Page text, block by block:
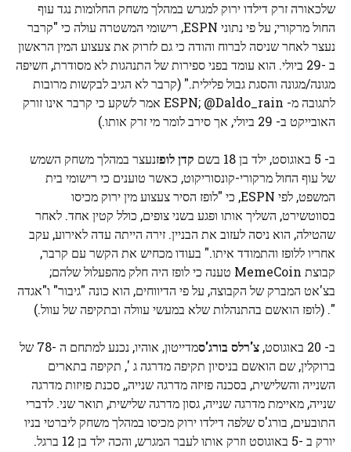
שלכאורה זרק דילדו ירוק למגרש במהלך משחק החלומות נגד עוף
החול מרקורי; על פי נתוני ESPN, רישומי המשטרה עולה כי "קרבר
נעצר לאחר שניסה לברוח והודה כי גם לזרוק את צעצוע המין הראשון
ב -29 ביולי. הוא עומד בפני ספירות של התנהגות לא מסודרת, חשיפה
מגונה/מגונה והסגת גבול פלילית." (קרבר לא הגיב לבקשות מרובות
לתגובה מ- ESPN; @Daldo_rain אמר לשקע כי קרבר אינו זורק
האובייקט ב- 29 ביולי, אך סירב לומר מי זרק אותו.)
ב- 5 באוגוסט, ילד בן 18 בשם קדן לופזנעצר במהלך משחק השמש
של עוף החול מרקורי-קונסוריקוט, כאשר טוענים כי רישומי בית
המשפט, לפי ESPN, כי "לופז הסיר צעצוע מין ירוק מכיסו
בסווטשירט, השליך אותו ופגע בשני צופים, כולל קטין אחד. לאחר
שהטילה, הוא ניסה לעזוב את הבניין. זירה הייתה עדה לאירוע, עקב
אחריו ללופז והתמודד איתו." בעודו מכחיש את הקשר עם קרבר,
קבוצת MemeCoin טענה כי לופז היה חלק מהפעלול שלהם;
בצ'אט המברק של הקבוצה, על פי הדיווחים, הוא כונה "גיבור" ו"אגדה
". (לופז הואשם בהתנהלות שלא במעשי עוולה ובתקיפה של עוול.)
ב- 20 באוגוסט, צ'רלס בורג'ס
מדייטון, אוהיו, נכנע למתחם ה -78 של
ברוקלין, שם הואשם בניסיון תקיפה מדרגה ג ', תקיפה בתארים
השנייה והשלישית, בסכנה פזיזה מדרגה שנייה,, סכנת פזיזות מדרגה
שנייה, מאיימת מדרגה שנייה, גסון מדרגה שלישית, תואר שני. לדברי
התובעים, בורג'ס שלפה דילדו ירוק מכיסו במהלך משחק ליברטי בניו
יורק ב -5 באוגוסט וזרק אותו לעבר המגרש, והכה ילד בן 12 ברגל.